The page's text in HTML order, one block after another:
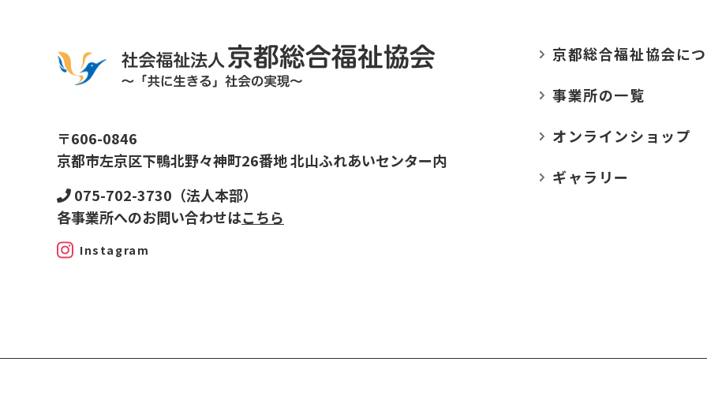
〒606-0846
京都市左京区下鴨北野々神町26番地 北山ふれあいセンター内
075-702-3730（法人本部）
各事業所へのお問い合わせはこちら
Instagram
京都総合福祉協会に
事業所の一覧
オンラインショップ
ギャラリー